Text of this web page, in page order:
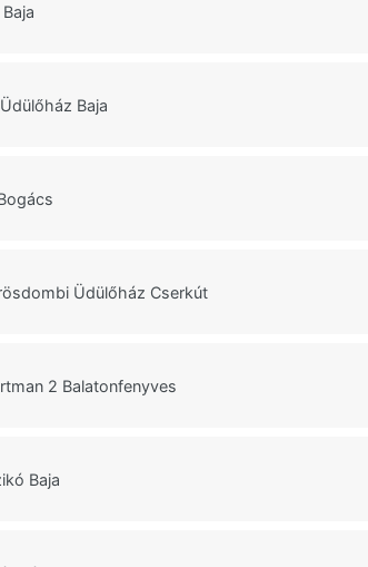
Baja
Üdülőház Cserkút
2 Balatonfenyves
Baja